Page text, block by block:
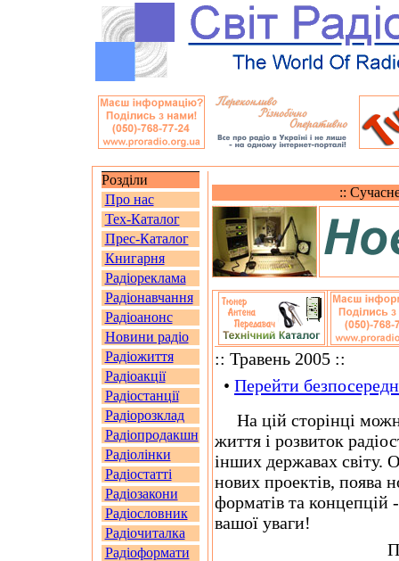
Розділи
Про нас
Тех-Каталог
Прес-Каталог
Книгарня
Радіореклама
Радіонавчання
Радіоанонс
Новини радіо
Радіожиття
Радіоакції
Радіостанції
Радіорозклад
Радіопродакшн
Радіолінки
Радіостатті
Радіозакони
Радіословник
Радіочиталка
Радіоформати
::
:: Травень 2005 ::
• Перейти
На цій сторінці
життя і розвиток
інших державах світу.
нових проектів, поява
форматів та концепцій
вашої уваги!